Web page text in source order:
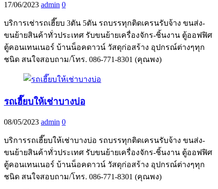
17/06/2023 admin 0
บริการเช่ารถเฮี๊ยบ 3ตัน 5ตัน รถบรรทุกติดเครนรับจ้าง ขนส่ง-
ขนย้ายสินค้าทั่วประเทศ รับขนย้ายเครื่องจักร-ชิ้นงาน ตู้ออฟฟิศ
ตู้คอนเทนเนอร์ บ้านน็อคดาวน์ วัสดุก่อสร้าง อุปกรณ์ต่างๆทุก
ชนิด สนใจสอบถาม/โทร. 086-771-8301 (คุณพง)
รถเฮี๊ยบให้เช่าบางบ่อ
08/05/2023 admin 0
บริการรถเฮี๊ยบให้เช่าบางบ่อ รถบรรทุกติดเครนรับจ้าง ขนส่ง-
ขนย้ายสินค้าทั่วประเทศ รับขนย้ายเครื่องจักร-ชิ้นงาน ตู้ออฟฟิศ
ตู้คอนเทนเนอร์ บ้านน็อคดาวน์ วัสดุก่อสร้าง อุปกรณ์ต่างๆทุก
ชนิด สนใจสอบถาม/โทร. 086-771-8301 (คุณพง)